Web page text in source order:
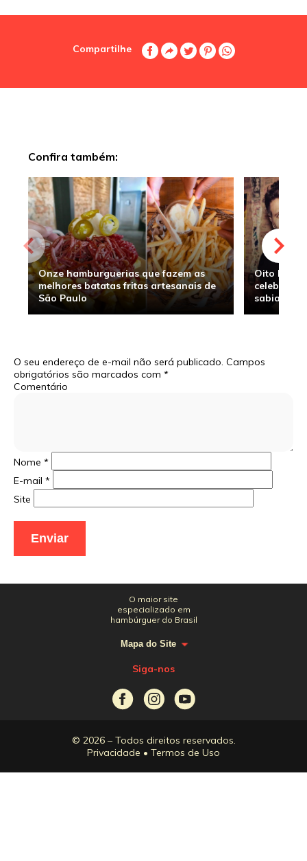
Compartilhe
Confira também:
Onze hamburguerias que fazem as
melhores batatas fritas artesanais de
São Paulo
Oito
sabia
O seu endereço de e-mail não será publicado. Campos
obrigatórios são marcados com *
Comentário
Nome *
E-mail *
Site
O maior site
especializado em
hambúrguer do Brasil
Mapa do Site
Siga-nos
© 2026 – Todos direitos reservados.
Privacidade • Termos de Uso